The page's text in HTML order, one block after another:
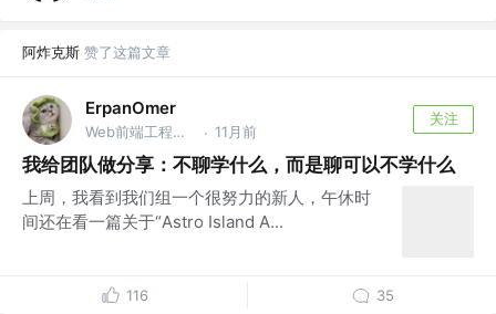
阿炸克斯 赞了这篇文章
ErpanOmer
Web前端工程师 @跨境 · 11月前
关注
我给团队做分享：不聊学什么，而是聊可以不学什么
上周，我看到我们组一个很努力的新人，午休时
间还在看一篇关于“Astro Island A...
116 35